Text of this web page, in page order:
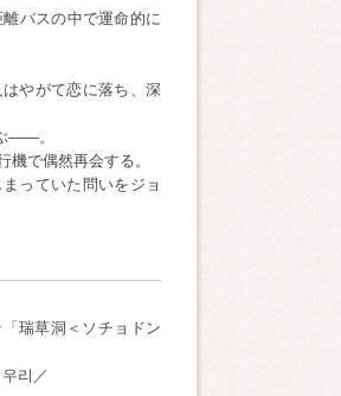
バスの中で運命的に
やがて恋に落ち、深
――。
機で偶然再会する。
っていた問いをジョ
瑞草洞＜ソチョドン
리／